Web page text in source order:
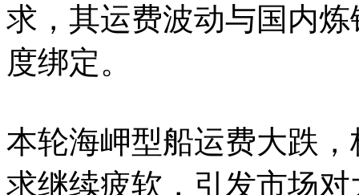
求，其运费波动与国内
度绑定。
本轮海岬型船运费大跌
求继续疲软，引发市场